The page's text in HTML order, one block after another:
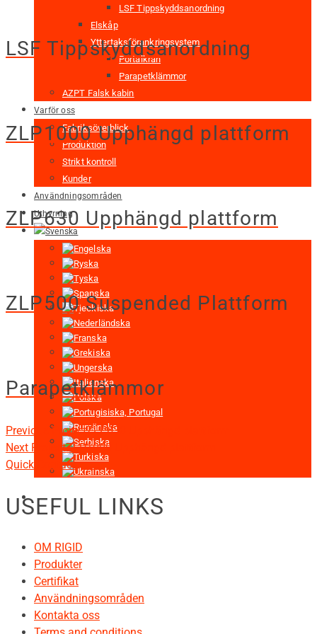
LSF Tippskyddsanordning
Elskåp
Yttertaksförankringsystem
Portalkran
Parapetklämmor
AZPT Falsk kabin
Varför oss
Fabriksöverblick
Produktion
Strikt kontroll
Kunder
Användningsområden
Uthyrning
LSF Tippskyddsanordning
ZLP1000 Upphängd plattform
ZLP630 Upphängd plattform
ZLP500 Suspended Plattform
Parapetklämmor
Previous ProjectZLP630 Upphängd plattform
Next ProjectZLP1000 Upphängd plattform
Quick Contact
USEFUL LINKS
OM RIGID
Produkter
Certifikat
Användningsområden
Kontakta oss